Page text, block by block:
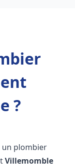
?
un plombier
Villemomble